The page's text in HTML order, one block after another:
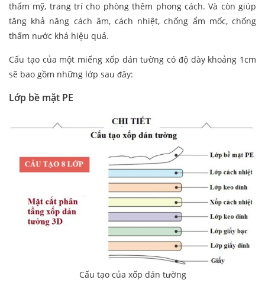
thẩm mỹ, trang trí cho phòng thêm phong cách. Và còn giúp
tăng khả năng cách âm, cách nhiệt, chống ẩm mốc, chống
thấm nước khá hiệu quả.
Cấu tạo của một miếng xốp dán tường có độ dày khoảng 1cm
sẽ bao gồm những lớp sau đây:
Lớp bề mặt PE
Cấu tạo của xốp dán tường